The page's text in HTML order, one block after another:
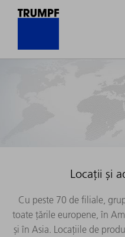
Locații și
Cu peste 70 de filiale,
toate țările europene, în
și în Asia. Locațiile de